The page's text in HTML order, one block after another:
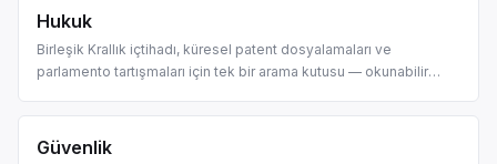
Hukuk
Birleşik Krallık içtihadı, küresel patent dosyalamaları ve
parlamento tartışmaları için tek bir arama kutusu — okunabilir
Güvenlik